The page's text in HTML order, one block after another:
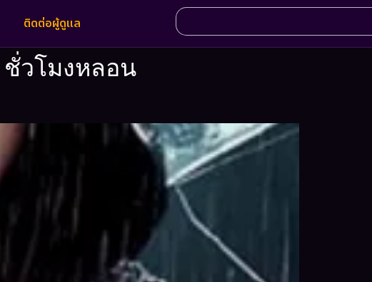
ติดต่อผู้ดูแล
ชั่วโมงหลอน